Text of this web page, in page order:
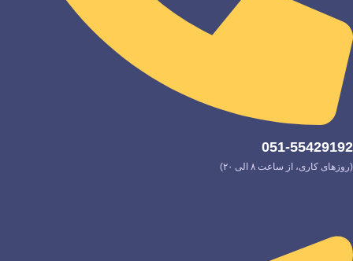
051-55429192
(روزهای کاری، از ساعت ۸ الی ۲۰)